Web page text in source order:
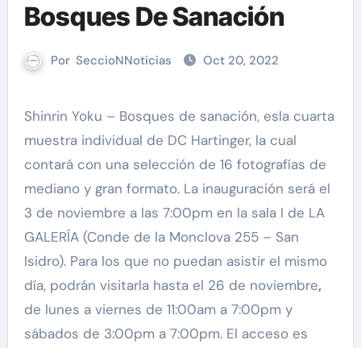
Bosques De Sanación
Por SeccioNNoticias Oct 20, 2022
Shinrin Yoku – Bosques de sanación, esla cuarta
muestra individual de DC Hartinger, la cual
contará con una selección de 16 fotografías de
mediano y gran formato. La inauguración será el
3 de noviembre a las 7:00pm en la sala I de LA
GALERÍA (Conde de la Monclova 255 – San
Isidro). Para los que no puedan asistir el mismo
día, podrán visitarla hasta el 26 de noviembre,
de lunes a viernes de 11:00am a 7:00pm y
sábados de 3:00pm a 7:00pm. El acceso es